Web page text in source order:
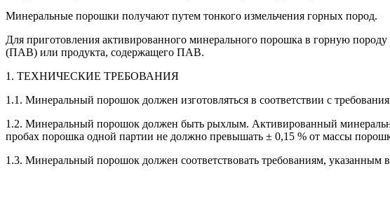
Минеральные порошки получают путем тонкого измельчения горных пород.
Для приготовления активированного минерального порошка в горную
(ПАВ) или продукта, содержащего ПАВ.
1. ТЕХНИЧЕСКИЕ ТРЕБОВАНИЯ
1.1. Минеральный порошок должен изготовляться в соответствии с
1.2. Минеральный порошок должен быть рыхлым. Активированный
пробах порошка одной партии не должно превышать ± 0,15 % от массы
1.3. Минеральный порошок должен соответствовать требованиям, указанным